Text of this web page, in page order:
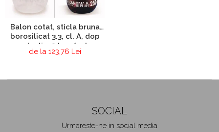
Balon cotat, sticla bruna
borosilicat 3.3, cl. A, dop
plastic, 2 buc/set
de la 123,76 Lei
SOCIAL
Urmareste-ne in social media